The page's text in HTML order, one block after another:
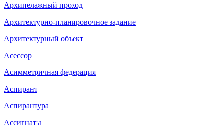
Архипелажный проход
Архитектурно-планировочное задание
Архитектурный объект
Асессор
Асимметричная федерация
Аспирант
Аспирантура
Ассигнаты